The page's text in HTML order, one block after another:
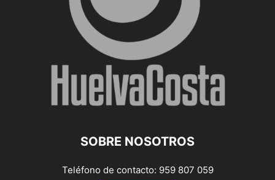
SOBRE NOSOTROS
Teléfono de contacto: 959 807 059